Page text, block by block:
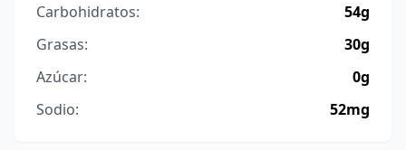
Carbohidratos:
54g
Grasas:
30g
Azúcar:
0g
Sodio:
52mg